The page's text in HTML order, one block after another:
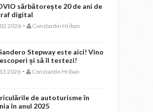
sărbătorește 20 de ani de
digital
2026 - Constantin Hriban
Stepway este aici! Vino
și să îl testezi!
2026 - Constantin Hriban
de autoturisme în
în anul 2025